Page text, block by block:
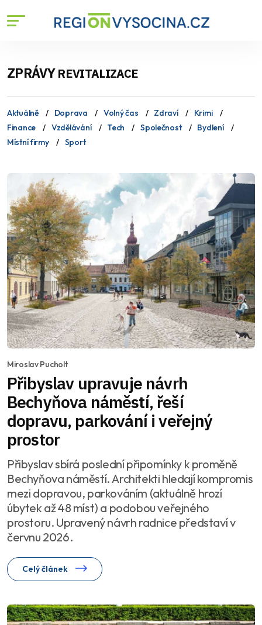
ZPRÁVYREVITALIZACE
Aktuálně Doprava Volný čas Zdraví
Krimi
Finance
Vzdělávání Tech Společnost
Bydlení
Místní firmy
Sport
Miroslav Pucholt
Přibyslav upravuje návrh
Bechyňova náměstí, řeší
dopravu, parkování i veřejný
prostor
Přibyslav sbírá poslední připomínky k proměně
Bechyňova náměstí. Architekti hledají kompromis
mezi dopravou, parkováním (aktuálně hrozí
úbytek až 48 míst) a podobou veřejného
prostoru. Upravený návrh radnice představí v
červnu 2026.
Celý článek